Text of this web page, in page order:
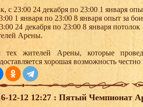
с 23:00 24 декабря по 23:00 1 января
1 января по 23:00 8 января опыт за
24 декабря по 23:00 8 января потолок
Арены.
тех жителей Арены, которые
хорошая возможность
12-12 12:27 : Пятый Чемпионат